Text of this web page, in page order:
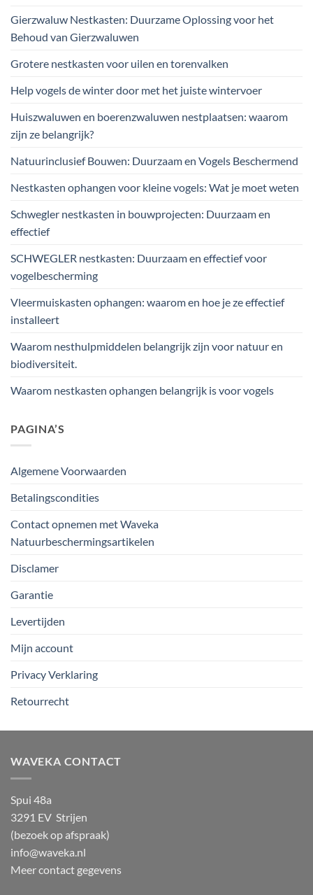
Gierzwaluw Nestkasten: Duurzame Oplossing voor het
Behoud van Gierzwaluwen
Grotere nestkasten voor uilen en torenvalken
Help vogels de winter door met het juiste wintervoer
Huiszwaluwen en boerenzwaluwen nestplaatsen: waarom
zijn ze belangrijk?
Natuurinclusief Bouwen: Duurzaam en Vogels Beschermend
Nestkasten ophangen voor kleine vogels: Wat je moet weten
Schwegler nestkasten in bouwprojecten: Duurzaam en
effectief
SCHWEGLER nestkasten: Duurzaam en effectief voor
vogelbescherming
Vleermuiskasten ophangen: waarom en hoe je ze effectief
installeert
Waarom nesthulpmiddelen belangrijk zijn voor natuur en
biodiversiteit.
Waarom nestkasten ophangen belangrijk is voor vogels
PAGINA’S
Algemene Voorwaarden
Betalingscondities
Contact opnemen met Waveka
Natuurbeschermingsartikelen
Disclamer
Garantie
Levertijden
Mijn account
Privacy Verklaring
Retourrecht
WAVEKA CONTACT
Spui 48a
3291 EV Strijen
(bezoek op afspraak)
info@waveka.nl
Meer contact gegevens